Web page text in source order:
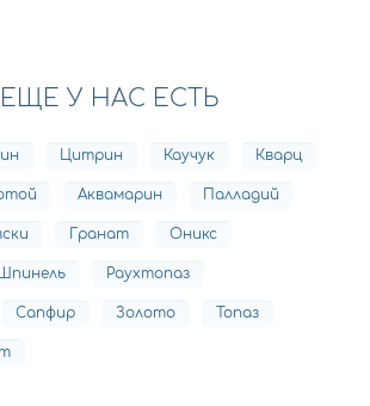
У НАС ЕСТЬ
Цитрин Каучук Кварц
Аквамарин Палладий
Гранат Оникс
Шпинель Раухтопаз
Сапфир Золото Топаз